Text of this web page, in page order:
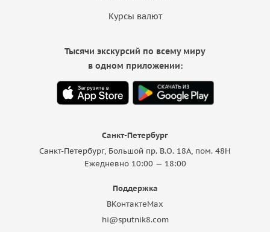
Курсы валют
Санкт-Петербург
Санкт-Петербург, Большой пр. В.О. 18A, пом. 48Н
Ежедневно 10:00 — 18:00
Поддержка
ВКонтактеMax
hi@sputnik8.com
Тысячи экскурсий по всему миру
в одном приложении: